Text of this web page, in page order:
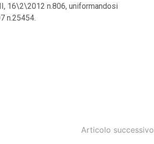
16\2\2012 n.806, uniformandosi
n.25454.
Articolo successivo